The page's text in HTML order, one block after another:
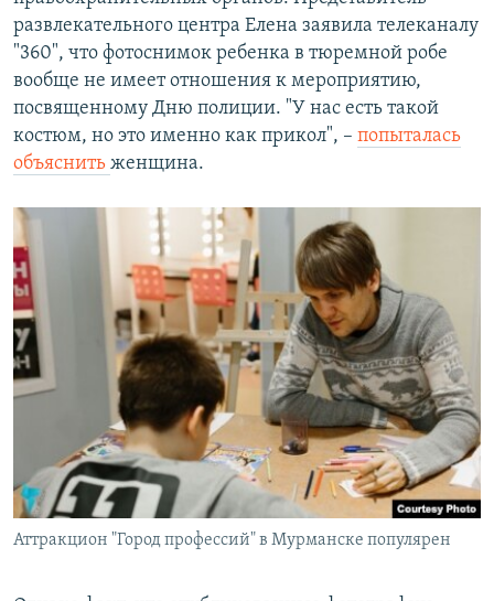
развлекательного центра Елена заявила телеканалу
"360", что фотоснимок ребенка в тюремной робе
вообще не имеет отношения к мероприятию,
посвященному Дню полиции. "У нас есть такой
костюм, но это именно как прикол", – попыталась
объяснить женщина.
Аттракцион "Город профессий" в Мурманске популярен